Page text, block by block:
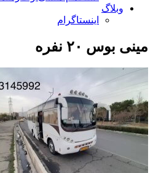
وبلاگ
اینستاگرام
مینی بوس ۲۰ نفره